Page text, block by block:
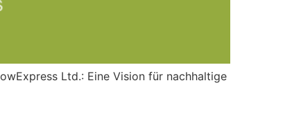
Ltd.: Eine Vision für nachhaltige